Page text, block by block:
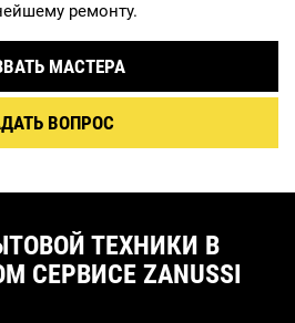
ремонту.
МАСТЕРА
ВОПРОС
ТЕХНИКИ В
СЕРВИСЕ ZANUSSI